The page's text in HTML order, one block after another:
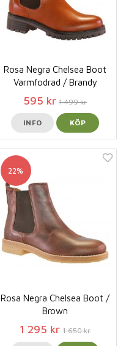
Rosa Negra Chelsea Boot
Varmfodrad / Brandy
595 kr 1 499 kr
INFO KÖP
22%
Rosa Negra Chelsea Boot /
Brown
1 295 kr 1 650 kr